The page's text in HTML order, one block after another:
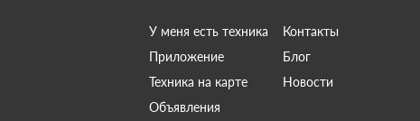
У меня есть техника
Контакты
Приложение
Блог
Техника на карте
Новости
Объявления